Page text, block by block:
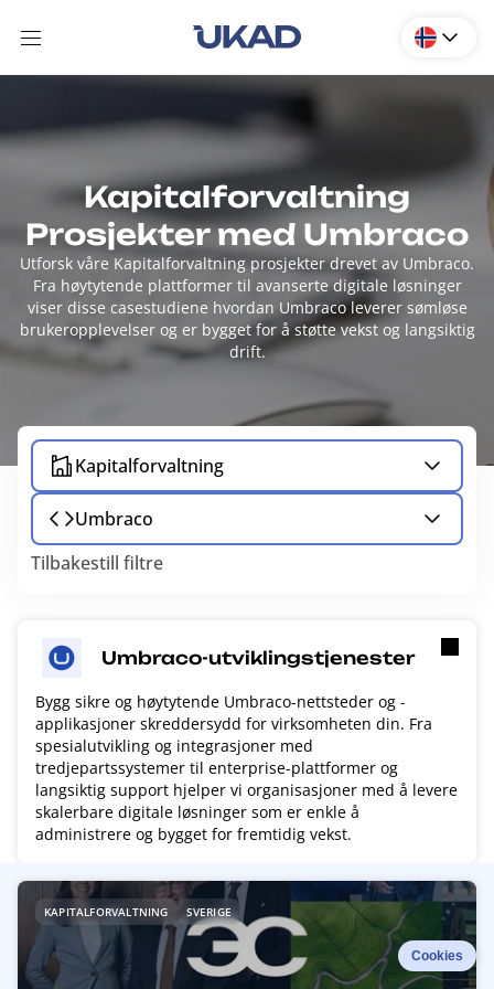
Kapitalforvaltning
Prosjekter med Umbraco
Utforsk våre Kapitalforvaltning prosjekter drevet av Umbraco.
Fra høytytende plattformer til avanserte digitale løsninger
viser disse casestudiene hvordan Umbraco leverer sømløse
brukeropplevelser og er bygget for å støtte vekst og langsiktig
drift.
Kapitalforvaltning
Umbraco
Tilbakestill filtre
Umbraco-utviklingstjenester
Bygg sikre og høytytende Umbraco-nettsteder og -
applikasjoner skreddersydd for virksomheten din. Fra
spesialutvikling og integrasjoner med
tredjepartssystemer til enterprise-plattformer og
langsiktig support hjelper vi organisasjoner med å levere
skalerbare digitale løsninger som er enkle å
administrere og bygget for fremtidig vekst.
R
KAPITALFORVALTNING SVERIGE
Cookies